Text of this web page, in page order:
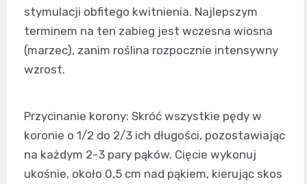
stymulacji obfitego kwitnienia. Najlepszym
terminem na ten zabieg jest wczesna wiosna
(marzec), zanim roślina rozpocznie intensywny
wzrost.
Przycinanie korony: Skróć wszystkie pędy w
koronie o 1/2 do 2/3 ich długości, pozostawiając
na każdym 2-3 pary pąków. Cięcie wykonuj
ukośnie, około 0,5 cm nad pąkiem, kierując skos